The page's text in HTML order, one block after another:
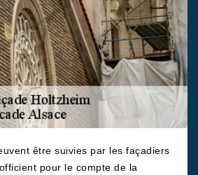
être suivies par les façadiers
pour le compte de la